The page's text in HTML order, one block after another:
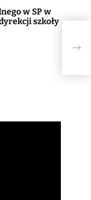
w SP w
szkoły